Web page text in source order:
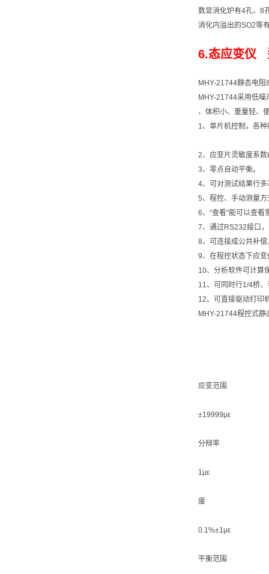
数显消化炉有4孔、8
消化内溢出的SO2等
6.态应变仪
MHY-21744静态电
MHY-21744采用低
、体积小、重量轻、
1、单片机控制，各
2、应变片灵敏度系
3、零点自动平衡。
4、可对测试结果行
5、程控、手动测量方
6、“查看"能可以查看
7、通过RS232接口
8、可连接成公共补
9、在程控状态下应
10、分析软件可计算
11、可同时行1/4桥
12、可直接驱动打印
MHY-21744程控式静
应变范围
±19999με
分辩率
1με
度
0.1%±1με
平衡范围